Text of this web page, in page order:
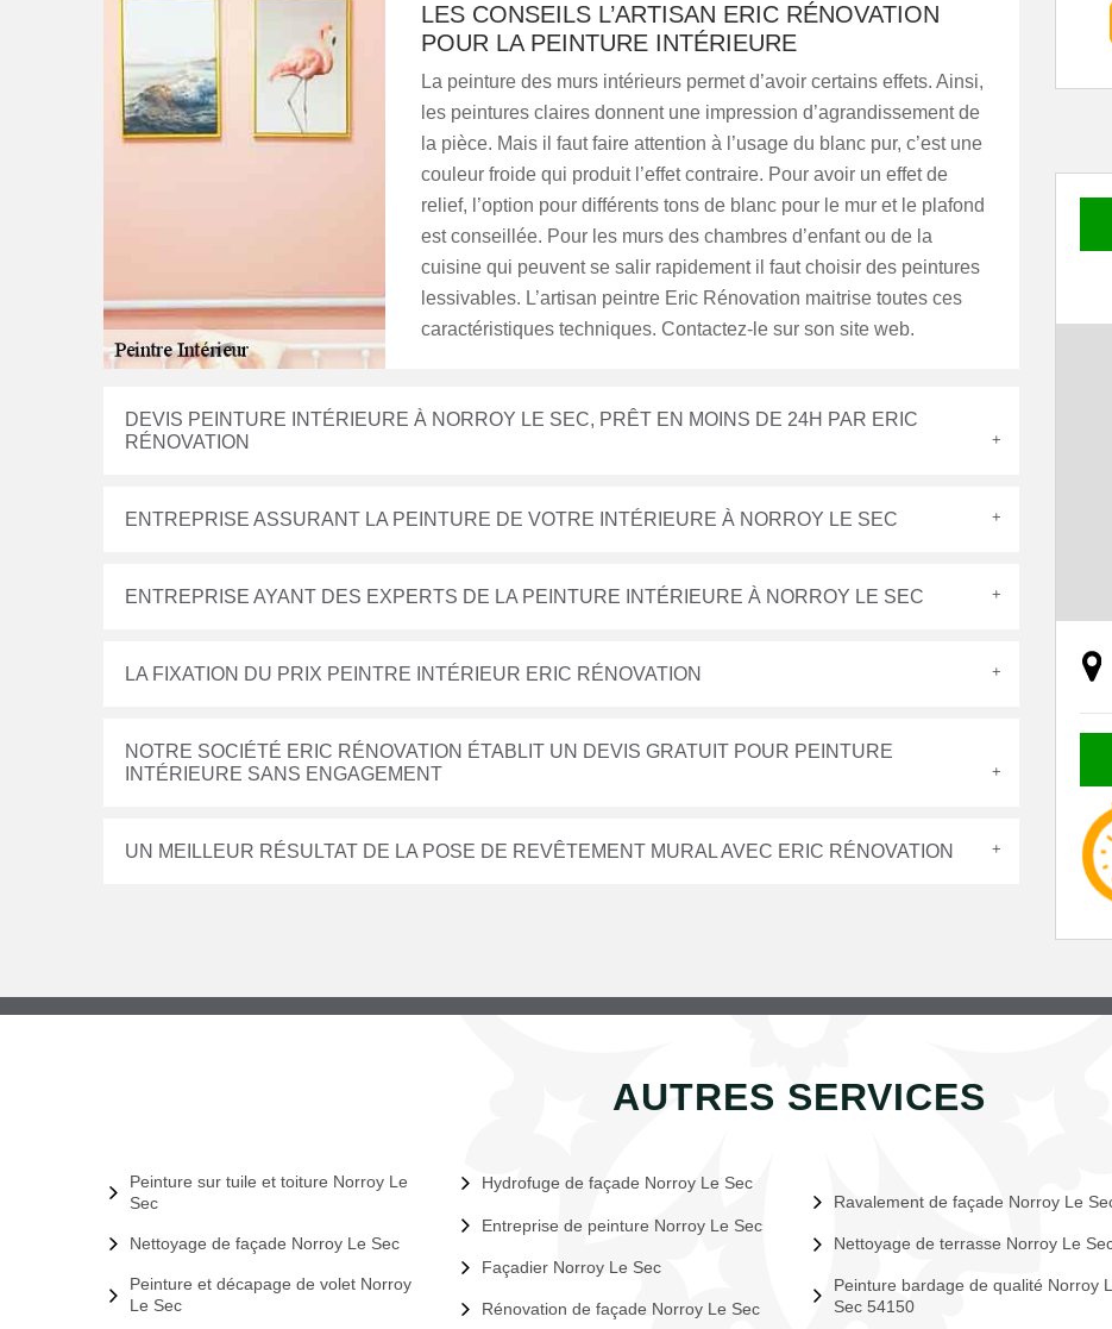
LES CONSEILS L’ARTISAN ERIC RÉNOVATION
POUR LA PEINTURE INTÉRIEURE
La peinture des murs intérieurs permet d’avoir certains effets. Ainsi,
les peintures claires donnent une impression d’agrandissement de
la pièce. Mais il faut faire attention à l’usage du blanc pur, c’est une
couleur froide qui produit l’effet contraire. Pour avoir un effet de
relief, l’option pour différents tons de blanc pour le mur et le plafond
est conseillée. Pour les murs des chambres d’enfant ou de la
cuisine qui peuvent se salir rapidement il faut choisir des peintures
lessivables. L’artisan peintre Eric Rénovation maitrise toutes ces
caractéristiques techniques. Contactez-le sur son site web.
DEVIS PEINTURE INTÉRIEURE À NORROY LE SEC, PRÊT EN MOINS DE 24H PAR ERIC
RÉNOVATION
ENTREPRISE ASSURANT LA PEINTURE DE VOTRE INTÉRIEURE À NORROY LE SEC
ENTREPRISE AYANT DES EXPERTS DE LA PEINTURE INTÉRIEURE À NORROY LE SEC
LA FIXATION DU PRIX PEINTRE INTÉRIEUR ERIC RÉNOVATION
NOTRE SOCIÉTÉ ERIC RÉNOVATION ÉTABLIT UN DEVIS GRATUIT POUR PEINTURE
INTÉRIEURE SANS ENGAGEMENT
UN MEILLEUR RÉSULTAT DE LA POSE DE REVÊTEMENT MURAL AVEC ERIC RÉNOVATION
AUTRES SERVICES
Peinture sur tuile et toiture Norroy Le
Sec
Nettoyage de façade Norroy Le Sec
Peinture et décapage de volet Norroy
Le Sec
Hydrofuge de façade Norroy Le Sec
Entreprise de peinture Norroy Le Sec
Façadier Norroy Le Sec
Rénovation de façade Norroy Le Sec
Ravalement de façade Norroy Le
Nettoyage de terrasse Norroy Le
Peinture bardage de qualité Norroy
Sec 54150